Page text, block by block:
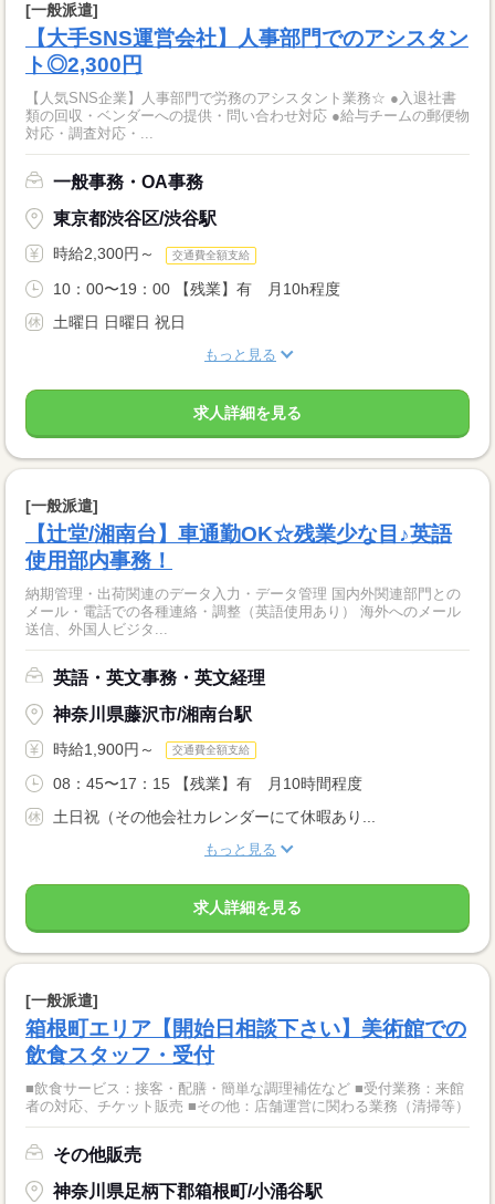
[一般派遣]
【大手SNS運営会社】人事部門でのアシスタン
ト◎2,300円
【人気SNS企業】人事部門で労務のアシスタント業務☆ ●入退社書
類の回収・ベンダーへの提供・問い合わせ対応 ●給与チームの郵便物
対応・調査対応・...
一般事務・OA事務
東京都渋谷区/渋谷駅
時給2,300円～ 交通費全額支給
10：00〜19：00 【残業】有 月10h程度
土曜日 日曜日 祝日
もっと見る
求人詳細を見る
[一般派遣]
【辻堂/湘南台】車通勤OK☆残業少な目♪英語
使用部内事務！
納期管理・出荷関連のデータ入力・データ管理 国内外関連部門との
メール・電話での各種連絡・調整（英語使用あり） 海外へのメール
送信、外国人ビジタ...
英語・英文事務・英文経理
神奈川県藤沢市/湘南台駅
時給1,900円～ 交通費全額支給
08：45〜17：15 【残業】有 月10時間程度
土日祝（その他会社カレンダーにて休暇あり...
もっと見る
求人詳細を見る
[一般派遣]
箱根町エリア【開始日相談下さい】美術館での
飲食スタッフ・受付
■飲食サービス：接客・配膳・簡単な調理補佐など ■受付業務：来館
者の対応、チケット販売 ■その他：店舗運営に関わる業務（清掃等）
その他販売
神奈川県足柄下郡箱根町/小涌谷駅